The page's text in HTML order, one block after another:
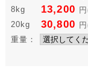
8kg
13,200 円
20kg
30,800 円
重量：